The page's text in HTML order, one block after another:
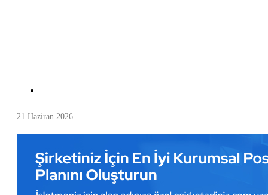
21 Haziran 2026